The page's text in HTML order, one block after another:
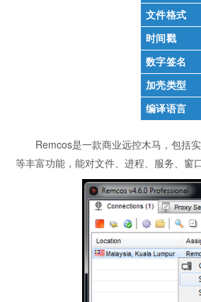
文件格式
时间戳
数字签名
加壳类型
编译语言
Remcos是一款商业远控木马，包括
等丰富功能，能对文件、进程、服务、窗